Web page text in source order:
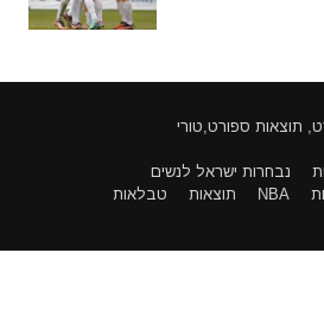
תוצאות ספורט,טורי
נבחרות ישראל לנשים
NBA תוצאות
טבלאות